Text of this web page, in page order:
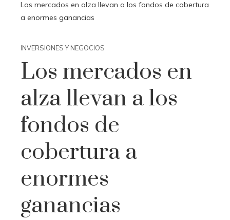
Los mercados en alza llevan a los fondos de cobertura
a enormes ganancias
INVERSIONES Y NEGOCIOS
Los mercados en
alza llevan a los
fondos de
cobertura a
enormes
ganancias